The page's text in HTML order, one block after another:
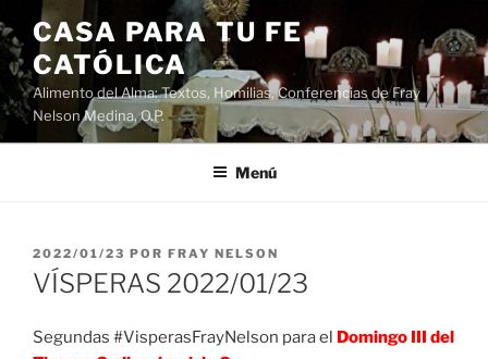
Saltar
al
contenido
CASA PARA TU FE
CATÓLICA
Alimento del Alma: Textos, Homilias, Conferencias de Fray
Nelson Medina, O.P.
Menú
PUBLICADO
EL
2022/01/23 POR FRAY NELSON
VÍSPERAS 2022/01/23
Segundas #VisperasFrayNelson para el Domingo III del